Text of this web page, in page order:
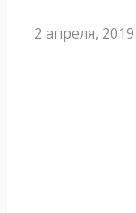
2 апреля, 2019